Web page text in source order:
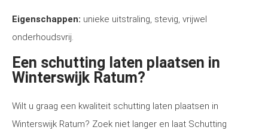
Eigenschappen: unieke uitstraling, stevig, vrijwel
onderhoudsvrij.
Een schutting laten plaatsen in
Winterswijk Ratum?
Wilt u graag een kwaliteit schutting laten plaatsen in
Winterswijk Ratum? Zoek niet langer en laat Schutting